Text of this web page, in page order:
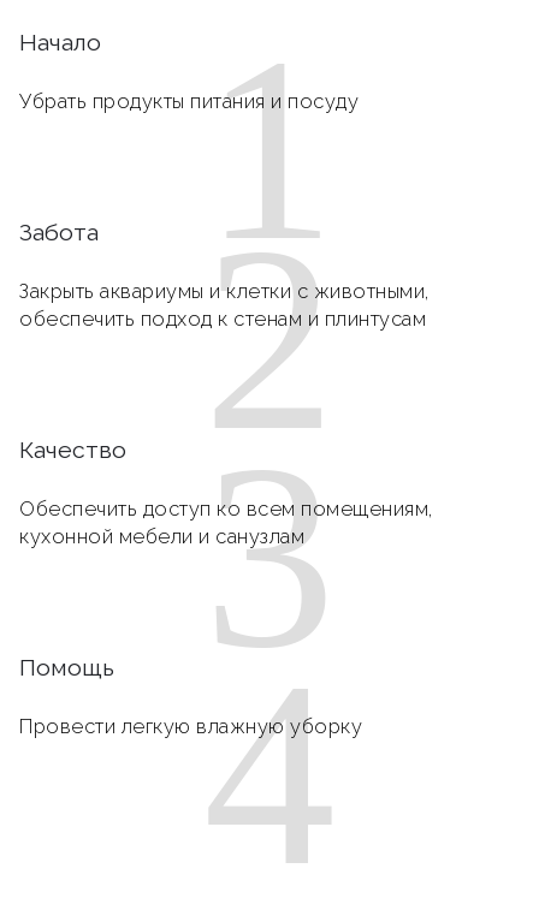
1
Начало
Убрать продукты питания и посуду
2
Забота
Закрыть аквариумы и клетки с животными,
обеспечить подход к стенам и плинтусам
3
Качество
Обеспечить доступ ко всем помещениям,
кухонной мебели и санузлам
4
Помощь
Провести легкую влажную уборку